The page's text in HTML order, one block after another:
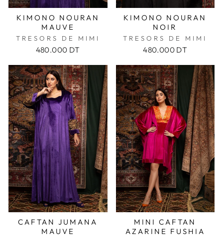
KIMONO NOURAN
MAUVE
TRESORS DE MIMI
480.000 DT
KIMONO NOURAN
NOIR
TRESORS DE MIMI
480.000 DT
CAFTAN JUMANA
MAUVE
MINI CAFTAN
AZARINE FUSHIA